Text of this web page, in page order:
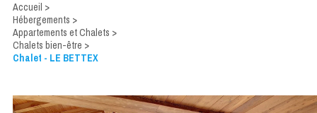
Accueil >
Hébergements >
Appartements et Chalets >
Chalets bien-être >
Chalet - LE BETTEX